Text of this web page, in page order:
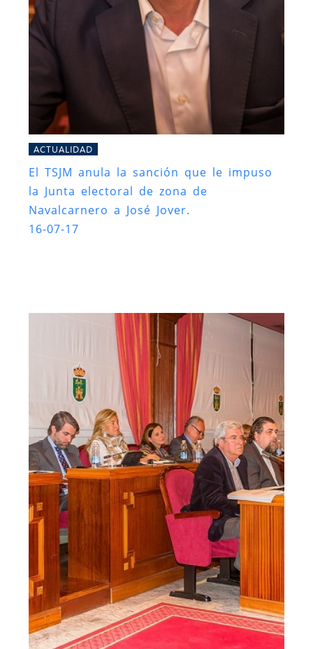
ACTUALIDAD
El TSJM anula la sanción que le impuso
la Junta electoral de zona de
Navalcarnero a José Jover.
16-07-17